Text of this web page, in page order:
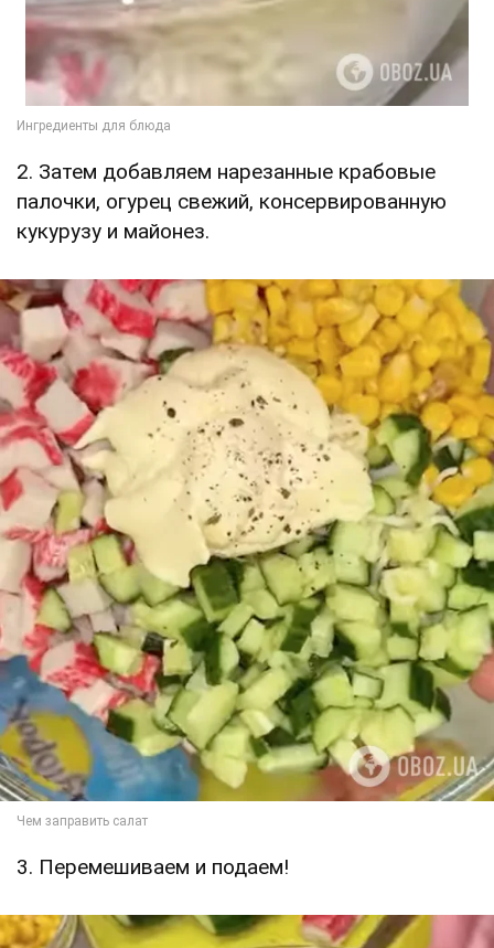
2. Затем добавляем нарезанные крабовые
палочки, огурец свежий, консервированную
кукурузу и майонез.
3. Перемешиваем и подаем!